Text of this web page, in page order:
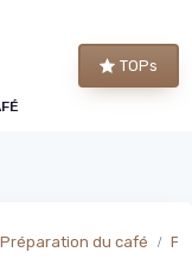
TOPs
Préparation du café